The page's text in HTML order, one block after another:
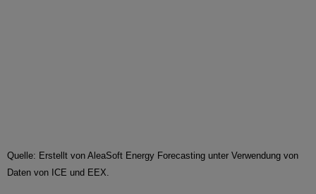
Quelle: Erstellt von AleaSoft Energy Forecasting unter Verwendung von
Daten von ICE und EEX.